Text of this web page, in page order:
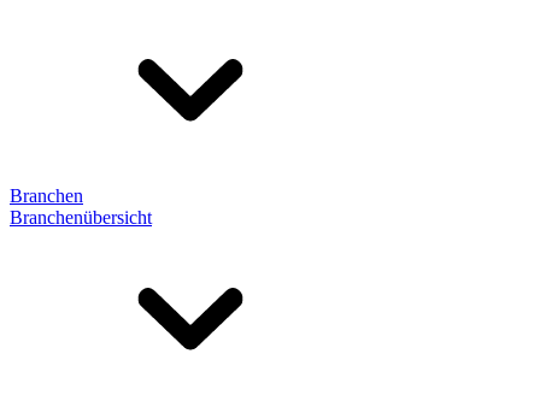
Branchen
Branchenübersicht